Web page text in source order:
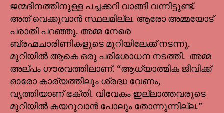
ജന്മദിനത്തിനുള്ള പച്ചക്കറി വാങ്ങി വന്നിട്ടുണ്ട്.
അത് വെക്കുവാൻ സ്ഥലമില്ല. ആരോ അമ്മയോട്
പരാതി പറഞ്ഞു. അമ്മ നേരെ
ബ്രഹ്മചാരിണികളുടെ മുറിയിലേക്ക് നടന്നു.
മുറിയിൽ ആകെ ഒരു പരിശോധന നടത്തി. അമ്മ
അല്പം ഗൗരവത്തിലാണ്. “ആധ്യാത്മിക ജീവിക്ക്
ഓരോ കാര്യത്തിലും ശ്രദ്ധ വേണം,
വൃത്തിയാണ് ഭക്തി. വിവേകം ഇല്ലാത്തവരുടെ
മുറിയിൽ കയറുവാൻ പോലും തോന്നുന്നില്ല.”